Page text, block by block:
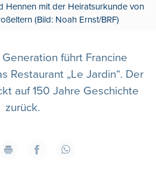
Hennen mit der Heiratsurkunde von
(Bild: Noah Ernst/BRF)
führt Francine
Restaurant „Le Jardin“. Der
auf 150 Jahre Geschichte
zurück.